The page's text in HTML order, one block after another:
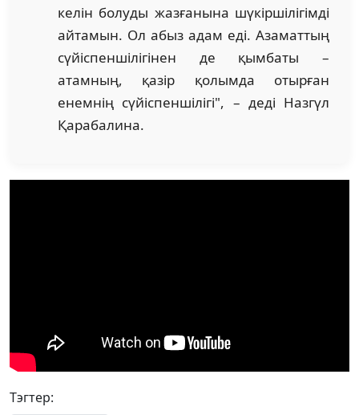
келін болуды жазғанына шүкіршілігімді
айтамын. Ол абыз адам еді. Азаматтың
сүйіспеншілігінен де қымбаты –
атамның, қазір қолымда отырған
енемнің сүйіспеншілігі", – деді Назгүл
Қарабалина.
Тэгтер: